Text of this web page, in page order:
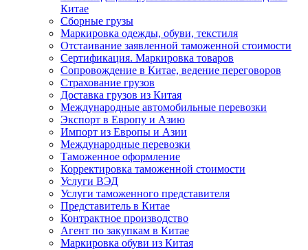
Китае
Сборные грузы
Маркировка одежды, обуви, текстиля
Отстаивание заявленной таможенной стоимости
Сертификация. Маркировка товаров
Сопровождение в Китае, ведение переговоров
Страхование грузов
Доставка грузов из Китая
Международные автомобильные перевозки
Экспорт в Европу и Азию
Импорт из Европы и Азии
Международные перевозки
Таможенное оформление
Корректировка таможенной стоимости
Услуги ВЭД
Услуги таможенного представителя
Представитель в Китае
Контрактное производство
Агент по закупкам в Китае
Маркировка обуви из Китая